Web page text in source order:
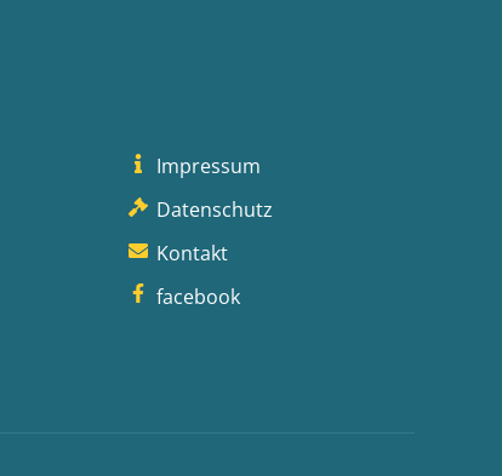
Impressum
Datenschutz
Kontakt
facebook